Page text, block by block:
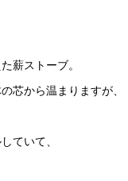
薪ストーブ。
芯から温まりますが、
ていて、